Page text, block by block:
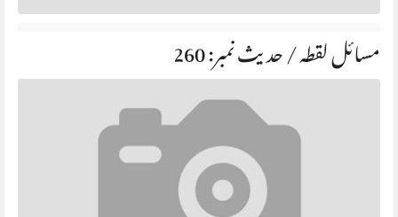
مسائل لقطہ / حديث نمبر: 260